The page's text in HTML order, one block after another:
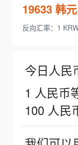
19633韩
反向汇率：1
今日人民
1 人民币
100 人民